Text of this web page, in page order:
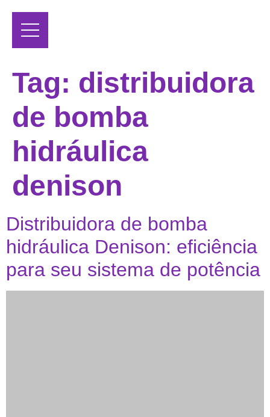
Tag: distribuidora
de bomba
hidráulica
denison
Distribuidora de bomba
hidráulica Denison: eficiência
para seu sistema de potência